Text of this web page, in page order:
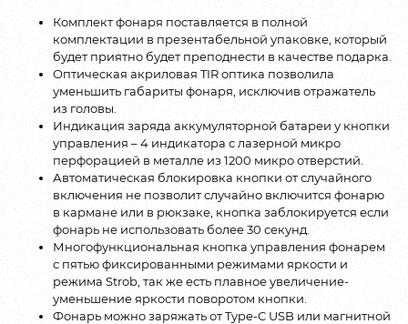
Комплект фонаря поставляется в полной
комплектации в презентабельной упаковке, который
будет приятно будет преподнести в качестве подарка.
Оптическая акриловая TIR оптика позволила
уменьшить габариты фонаря, исключив отражатель
из головы.
Индикация заряда аккумуляторной батареи у кнопки
управления – 4 индикатора с лазерной микро
перфорацией в металле из 1200 микро отверстий.
Автоматическая блокировка кнопки от случайного
включения не позволит случайно включится фонарю
в кармане или в рюкзаке, кнопка заблокируется если
фонарь не использовать более 30 секунд.
Многофункциональная кнопка управления фонарем
с пятью фиксированными режимами яркости и
режима Strob, так же есть плавное увеличение-
уменьшение яркости поворотом кнопки.
Фонарь можно заряжать от Type-C USB или магнитной